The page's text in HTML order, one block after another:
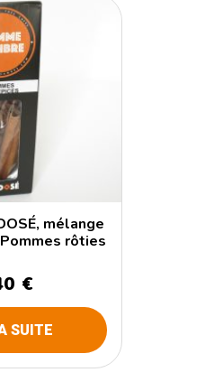
mélange
rôties
€
SUITE